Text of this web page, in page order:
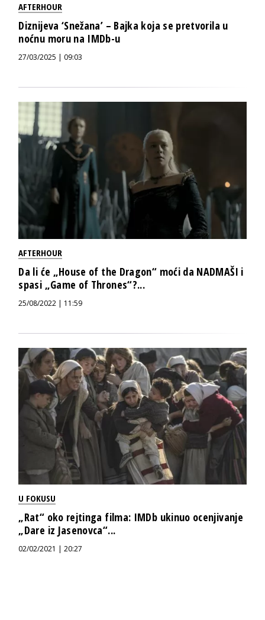
AFTERHOUR
Diznijeva ‘Snežana’ – Bajka koja se pretvorila u
noćnu moru na IMDb-u
27/03/2025 | 09:03
AFTERHOUR
Da li će „House of the Dragon“ moći da NADMAŠI i
spasi „Game of Thrones“?...
25/08/2022 | 11:59
U FOKUSU
„Rat“ oko rejtinga filma: IMDb ukinuo ocenjivanje
„Dare iz Jasenovca“...
02/02/2021 | 20:27